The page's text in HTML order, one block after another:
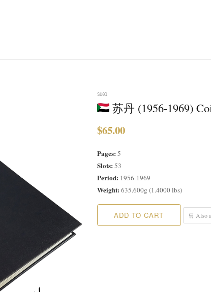
SU01
苏丹 (1956-1969)
$65.00
Pages: 5
Slots: 53
Period: 1956-1969
Weight:635.600g (1.4000 lbs)
ADD TO CART 🛒 Also